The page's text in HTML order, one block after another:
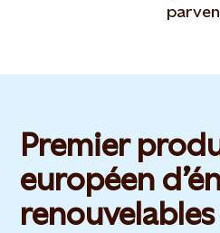
Premier
européen
renouvelables